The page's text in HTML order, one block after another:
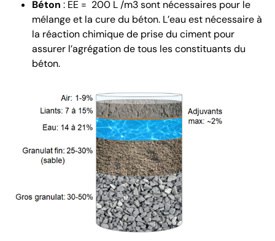
Béton : EE = 200 L /m3 sont nécessaires pour le
mélange et la cure du béton. L’eau est nécessaire à
la réaction chimique de prise du ciment pour
assurer l’agrégation de tous les constituants du
béton.